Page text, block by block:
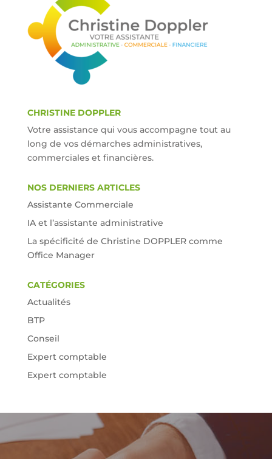
CHRISTINE DOPPLER
Votre assistance qui vous accompagne tout au
long de vos démarches administratives,
commerciales et financières.
NOS DERNIERS ARTICLES
Assistante Commerciale
IA et l’assistante administrative
La spécificité de Christine DOPPLER comme
Office Manager
CATÉGORIES
Actualités
BTP
Conseil
Expert comptable
Expert comptable